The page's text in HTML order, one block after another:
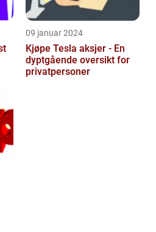
09 januar 2024
Kjøpe Tesla aksjer - En
dyptgående oversikt for
privatpersoner